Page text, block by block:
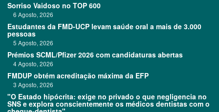
Sorriso Vaidoso no TOP 600
6 Agosto, 2026
Estudantes da FMD-UCP levam saúde oral a mais de 3.000
pessoas
5 Agosto, 2026
Prémios SCML/Pfizer 2026 com candidaturas abertas
4 Agosto, 2026
FMDUP obtém acreditação máxima da EFP
3 Agosto, 2026
"O Estado hipócrita: exige no privado o que negligencia no
SNS e explora conscientemente os médicos dentistas com o